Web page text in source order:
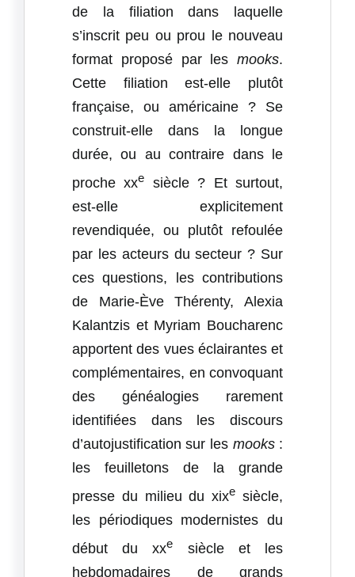
de la filiation dans laquelle
s’inscrit peu ou prou le nouveau
format proposé par lesmooks.
Cette filiation est-elle plutôt
française, ou américaine ? Se
construit-elle dans la longue
durée, ou au contraire dans le
proche xxe
siècle ? Et surtout,
est-elle explicitement
revendiquée, ou plutôt refoulée
par les acteurs du secteur ? Sur
ces questions, les contributions
de Marie-Ève Thérenty, Alexia
Kalantzis et Myriam Boucharenc
apportent des vues éclairantes et
complémentaires, en convoquant
des généalogies rarement
identifiées dans les discours
d’autojustification sur les mooks:
les feuilletons de la grande
presse du milieu du xixe siècle,
les périodiques modernistes du
début du xxe
siècle et les
hebdomadaires de grands